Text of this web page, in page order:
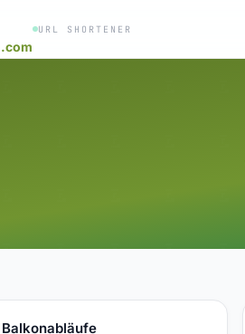
.com
URL SHORTENER
Balkonabläufe